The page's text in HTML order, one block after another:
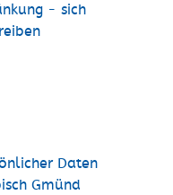
- sich
Daten
Gmünd